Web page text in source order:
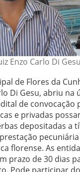
Enzo Carlo Di
de Flores da
Di Gesu, abriu na
de convocação
e privadas
depositadas a
florense. As
prazo de 30 dias